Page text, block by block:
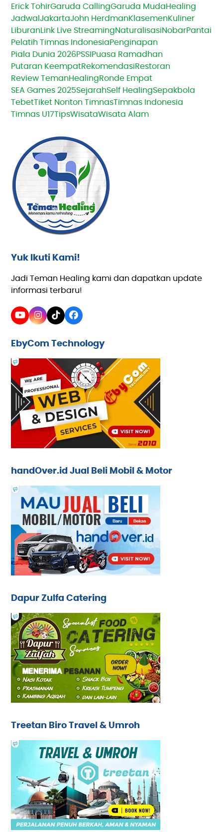
Erick TohirGaruda CallingGaruda MudaHealing
JadwalJakartaJohn HerdmanKlasemenKuliner
Liburan Link Live StreamingNaturalisasiNobarPantai
Pelatih Timnas IndonesiaPenginapan
Piala Dunia 2026PSSI Puasa Ramadhan
Putaran KeempatRekomendasiRestoran
Review TemanHealingRonde Empat
SEA Games 2025SejarahSelf HealingSepakbola
TebetTiket Nonton TimnasTimnas Indonesia
Timnas U17TipsWisataWisata Alam
Yuk Ikuti Kami!
Jadi Teman Healing kami dan dapatkan update
informasi terbaru!
YouTube
Instagram
TiktokFacebook
EbyCom Technology
handOver.id Jual Beli Mobil & Motor
Dapur Zulfa Catering
Treetan Biro Travel & Umroh